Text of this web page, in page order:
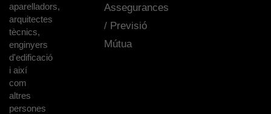
aparelladors,
arquitectes
tècnics,
enginyers
d'edificació
i així
com
altres
persones
Assegurances
/ Previsió
Mútua